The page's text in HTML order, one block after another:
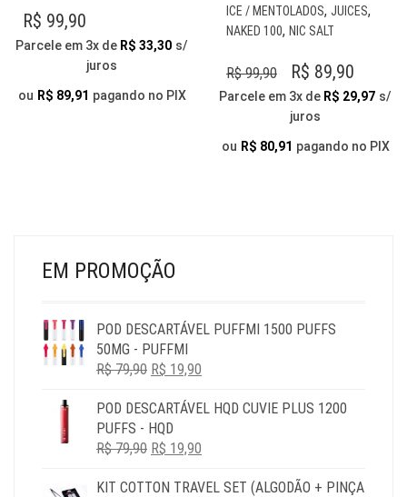
TEM
VARIANTES.
AS
OPÇÕES
R$ 99,90
Parcele em 3x de R$ 33,30 s/
juros
ou R$ 89,91 pagando no PIX
ICE / MENTOLADOS, JUICES,
NAKED 100, NIC SALT
AS
R$99,90
O
PREÇO
ORIGINAL
ERA:
R$ 89,90
PREÇO
É:
Parcele em 3x de R$ 29,97 s/
juros
ou R$ 80,91 pagando no PIX
EM PROMOÇÃO
POD DESCARTÁVEL PUFFMI 1500 PUFFS
50MG - PUFFMI
R$79,90 O
ORIGINAL
ERA:
R$ 79,90.
R$ 19,90
ATUAL
POD DESCARTÁVEL HQD CUVIE PLUS 1200
PUFFS - HQD
R$79,90 O
ORIGINAL
R$ 19,90
ATUAL
KIT COTTON TRAVEL SET (ALGODÃO + PINÇA